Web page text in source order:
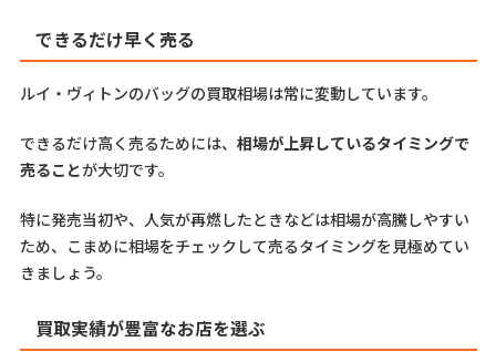
できるだけ早く売る
ルイ・ヴィトンのバッグの買取相場は常に変動しています。
できるだけ高く売るためには、 相場が上昇しているタイミングで
売ることが大切です。
特に発売当初や、人気が再燃したときなどは相場が高騰しやすい
ため、こまめに相場をチェックして売るタイミングを見極めてい
きましょう。
買取実績が豊富なお店を選ぶ